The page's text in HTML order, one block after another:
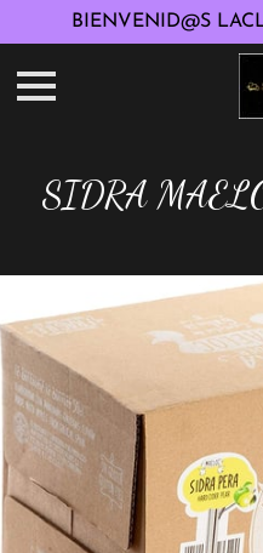
BIENVENID@S
SIDRA